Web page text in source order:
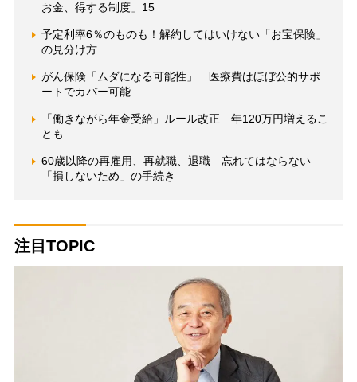
お金、得する制度」15
予定利率6％のものも！解約してはいけない「お宝保険」
の見分け方
がん保険「ムダになる可能性」 医療費はほぼ公的サポ
ートでカバー可能
「働きながら年金受給」ルール改正 年120万円増えるこ
とも
60歳以降の再雇用、再就職、退職 忘れてはならない
「損しないため」の手続き
注目TOPIC